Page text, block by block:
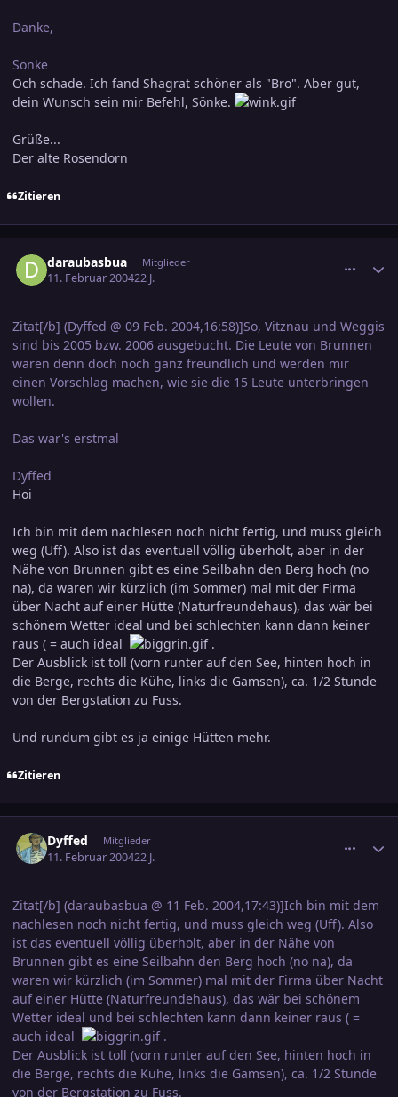
Danke,
Sönke
Och schade. Ich fand Shagrat schöner als "Bro". Aber gut,
dein Wunsch sein mir Befehl, Sönke.
Grüße...
Der alte Rosendorn
Zitieren
daraubasbua Mitglieder
11. Februar 200422 J.
Zitat[/b] (Dyffed @ 09 Feb. 2004,16:58)]So, Vitznau und Weggis
sind bis 2005 bzw. 2006 ausgebucht. Die Leute von Brunnen
waren denn doch noch ganz freundlich und werden mir
einen Vorschlag machen, wie sie die 15 Leute unterbringen
wollen.
Das war's erstmal
Dyffed
Hoi
Ich bin mit dem nachlesen noch nicht fertig, und muss gleich
weg (Uff). Also ist das eventuell völlig überholt, aber in der
Nähe von Brunnen gibt es eine Seilbahn den Berg hoch (no
na), da waren wir kürzlich (im Sommer) mal mit der Firma
über Nacht auf einer Hütte (Naturfreundehaus), das wär bei
schönem Wetter ideal und bei schlechten kann dann keiner
raus ( = auch ideal
.
Der Ausblick ist toll (vorn runter auf den See, hinten hoch in
die Berge, rechts die Kühe, links die Gamsen), ca. 1/2 Stunde
von der Bergstation zu Fuss.
Und rundum gibt es ja einige Hütten mehr.
Zitieren
Dyffed Mitglieder
11. Februar 200422 J.
Zitat[/b] (daraubasbua @ 11 Feb. 2004,17:43)]Ich bin mit dem
nachlesen noch nicht fertig, und muss gleich weg (Uff). Also
ist das eventuell völlig überholt, aber in der Nähe von
Brunnen gibt es eine Seilbahn den Berg hoch (no na), da
waren wir kürzlich (im Sommer) mal mit der Firma über Nacht
auf einer Hütte (Naturfreundehaus), das wär bei schönem
Wetter ideal und bei schlechten kann dann keiner raus ( =
auch ideal
.
Der Ausblick ist toll (vorn runter auf den See, hinten hoch in
die Berge, rechts die Kühe, links die Gamsen), ca. 1/2 Stunde
von der Bergstation zu Fuss.